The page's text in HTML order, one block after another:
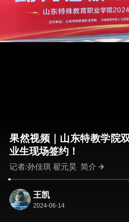
果然视频｜山东特教学院
业生现场签约！
记者:孙佳琪 翟元昊简介
王凯
2024-06-14